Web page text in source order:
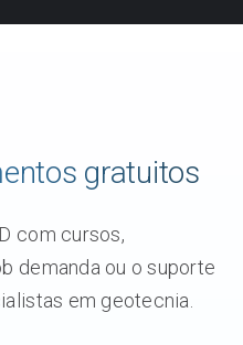
gratuitos
com cursos,
demanda ou o suporte
em geotecnia.